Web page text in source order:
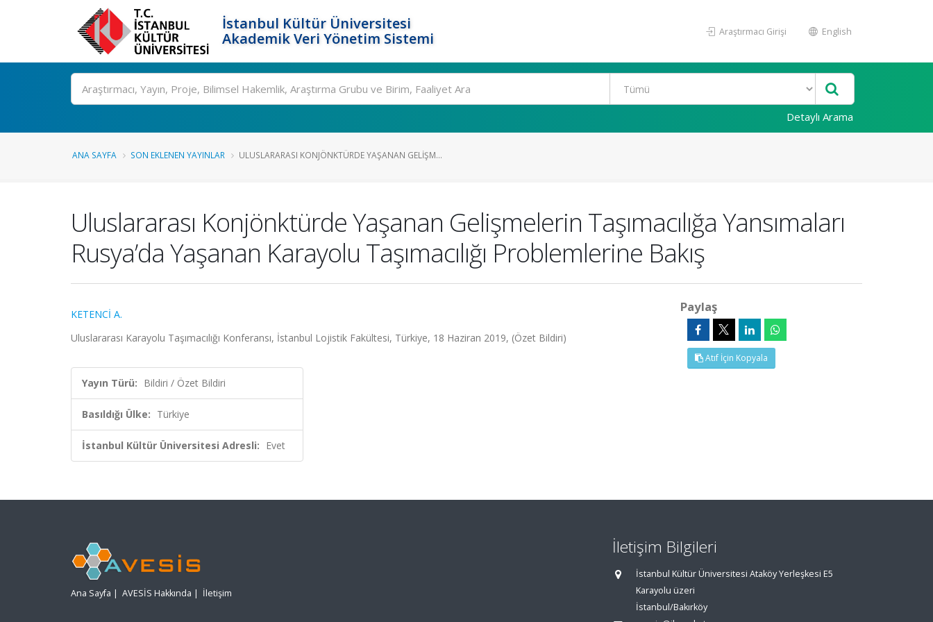
İstanbul Kültür Üniversitesi
Akademik Veri Yönetim Sistemi
Araştırmacı Girişi English
Ara
Detaylı Arama
ANA SAYFA SON EKLENEN YAYINLAR ULUSLARARASI KONJÖNKTÜRDE YAŞANAN GELIŞM...
Uluslararası Konjönktürde Yaşanan Gelişmelerin Taşımacılığa Yansımaları
Rusya’da Yaşanan Karayolu Taşımacılığı Problemlerine Bakış
KETENCİ A.
Uluslararası Karayolu Taşımacılığı Konferansı, İstanbul Lojistik Fakültesi, Türkiye, 18 Haziran 2019, (Özet Bildiri)
Yayın Türü: Bildiri / Özet Bildiri
Basıldığı Ülke: Türkiye
İstanbul Kültür Üniversitesi Adresli: Evet
Paylaş
Atıf İçin Kopyala
Ana Sayfa | AVESİS Hakkında | İletişim
İletişim Bilgileri
İstanbul Kültür Üniversitesi Ataköy Yerleşkesi E5
Karayolu üzeri
İstanbul/Bakırköy